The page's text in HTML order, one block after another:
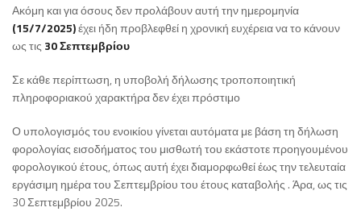
Ακόμη και για όσους δεν προλάβουν αυτή την ημερομηνία
(15/7/2025)έχει ήδη προβλεφθεί η χρονική ευχέρεια να το κάνουν
ως τις 30 Σεπτεμβρίου
Σε κάθε περίπτωση, η υποβολή δήλωσης τροποποιητική
πληροφοριακού χαρακτήρα δεν έχει πρόστιμο
Ο υπολογισμός του ενοικίου γίνεται αυτόματα με βάση τη δήλωση
φορολογίας εισοδήματος του μισθωτή του εκάστοτε προηγουμένου
φορολογικού έτους, όπως αυτή έχει διαμορφωθεί έως την τελευταία
εργάσιμη ημέρα του Σεπτεμβρίου του έτους καταβολής . Άρα, ως τις
30 Σεπτεμβρίου 2025.